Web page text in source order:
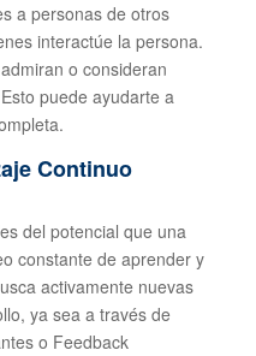
a personas de otros
interactúe la persona.
o consideran
puede ayudarte a
Continuo
del potencial que una
constante de aprender y
activamente nuevas
ya sea a través de
o Feedback